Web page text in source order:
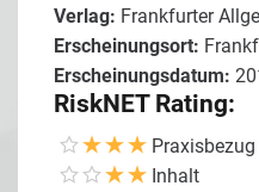
Verlag: Frankfurter
Erscheinungsort:
Erscheinungsdatum:
RiskNET Rating:
Praxisbezug
Inhalt